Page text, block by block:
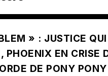
» : JUSTICE
PHOENIX EN CRISE
DE PONY